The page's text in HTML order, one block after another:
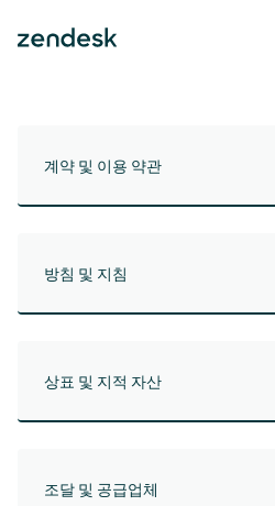
계약 및 이용 약관
방침 및 지침
상표 및 지적 자산
조달 및 공급업체